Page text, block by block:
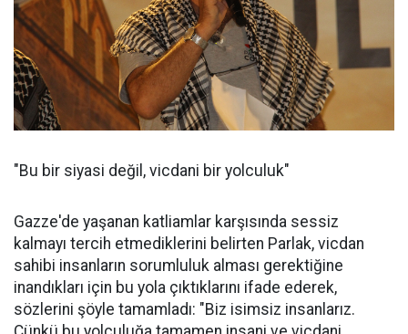
"Bu bir siyasi değil, vicdani bir yolculuk"
Gazze'de yaşanan katliamlar karşısında sessiz
kalmayı tercih etmediklerini belirten Parlak, vicdan
sahibi insanların sorumluluk alması gerektiğine
inandıkları için bu yola çıktıklarını ifade ederek,
sözlerini şöyle tamamladı: "Biz isimsiz insanlarız.